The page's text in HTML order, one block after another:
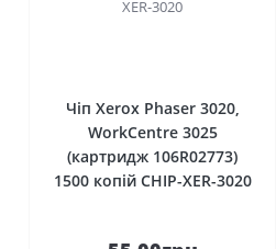
Чіп Xerox Phaser 3020,
WorkCentre 3025
(картридж 106R02773)
1500 копій CHIP-XER-3020